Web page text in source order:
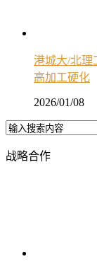
港城大/北理
高加工硬化
2026/01/08
战略合作